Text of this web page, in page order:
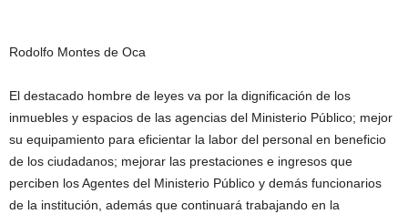
Rodolfo Montes de Oca
El destacado hombre de leyes va por la dignificación de los
inmuebles y espacios de las agencias del Ministerio Público; mejor
su equipamiento para eficientar la labor del personal en beneficio
de los ciudadanos; mejorar las prestaciones e ingresos que
perciben los Agentes del Ministerio Público y demás funcionarios
de la institución, además que continuará trabajando en la